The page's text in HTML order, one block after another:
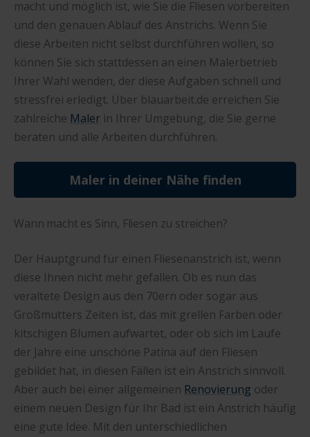
macht und möglich ist, wie Sie die Fliesen vorbereiten
und den genauen Ablauf des Anstrichs. Wenn Sie
diese Arbeiten nicht selbst durchführen wollen, so
können Sie sich stattdessen an einen Malerbetrieb
Ihrer Wahl wenden, der diese Aufgaben schnell und
stressfrei erledigt. Über blauarbeit.de erreichen Sie
zahlreiche Maler in Ihrer Umgebung, die Sie gerne
beraten und alle Arbeiten durchführen.
Maler in deiner Nähe finden
Wann macht es Sinn, Fliesen zu streichen?
Der Hauptgrund für einen Fliesenanstrich ist, wenn
diese Ihnen nicht mehr gefallen. Ob es nun das
veraltete Design aus den 70ern oder sogar aus
Großmutters Zeiten ist, das mit grellen Farben oder
kitschigen Blumen aufwartet, oder ob sich im Laufe
der Jahre eine unschöne Patina auf den Fliesen
gebildet hat, in diesen Fällen ist ein Anstrich sinnvoll.
Aber auch bei einer allgemeinen Renovierung oder
einem neuen Design für Ihr Bad ist ein Anstrich häufig
eine gute Idee. Mit den unterschiedlichen